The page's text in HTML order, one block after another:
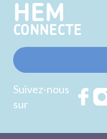
HEM
CONNECTE
Suivez-nous
sur